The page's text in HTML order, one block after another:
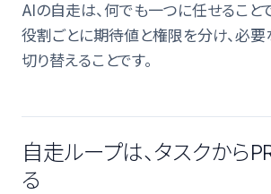
AIの自走は、何でも一つに任せること
役割ごとに期待値と権限を分け、必要
切り替えることです。
自走ループは、タスクから
る